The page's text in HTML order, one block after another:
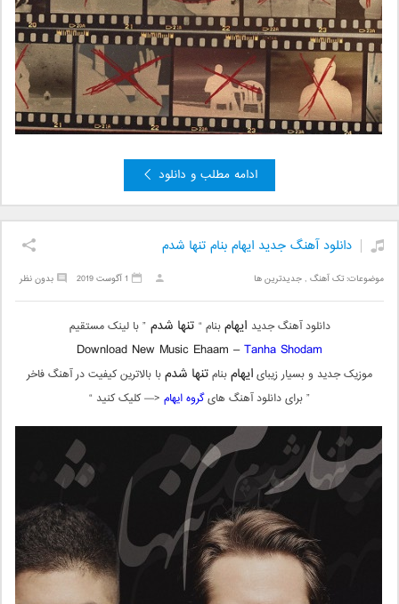
ادامه مطلب و دانلود
دانلود آهنگ جدید ایهام بنام تنها شدم
موضوعات:تک آهنگ ,جدیدترین ها بدون نظر 1 آگوست 2019
دانلود آهنگ جدید ایهامبنام “ تنها شدم” با لینک مستقیم
Download New Music Ehaam –Tanha Shodam
موزیک جدید و بسیار زیبایایهامبنامتنها شدمبا بالاترین کیفیت در آهنگ فاخر
” برای دانلود آهنگ هایگروه ایهام <— کلیک کنید “